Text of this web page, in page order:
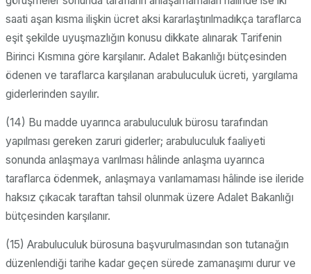
saati aşan kısma ilişkin ücret aksi kararlaştırılmadıkça taraflarca
eşit şekilde uyuşmazlığın konusu dikkate alınarak Tarifenin
Birinci Kısmına göre karşılanır. Adalet Bakanlığı bütçesinden
ödenen ve taraflarca karşılanan arabuluculuk ücreti, yargılama
giderlerinden sayılır.
(14) Bu madde uyarınca arabuluculuk bürosu tarafından
yapılması gereken zaruri giderler; arabuluculuk faaliyeti
sonunda anlaşmaya varılması hâlinde anlaşma uyarınca
taraflarca ödenmek, anlaşmaya varılamaması hâlinde ise ileride
haksız çıkacak taraftan tahsil olunmak üzere Adalet Bakanlığı
bütçesinden karşılanır.
(15) Arabuluculuk bürosuna başvurulmasından son tutanağın
düzenlendiği tarihe kadar geçen sürede zamanaşımı durur ve